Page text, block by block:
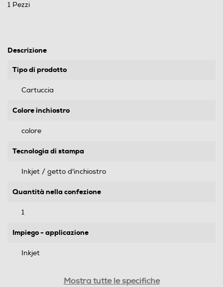
1 Pezzi
Descrizione
Tipo di prodotto
Cartuccia
Colore inchiostro
colore
Tecnologia di stampa
Inkjet / getto d'inchiostro
Quantità nella confezione
1
Impiego - applicazione
Inkjet
Mostra tutte le specifiche